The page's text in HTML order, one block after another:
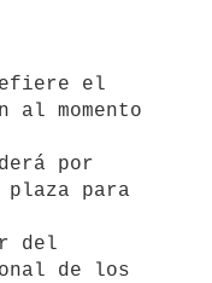
momento
por
para
del
de los